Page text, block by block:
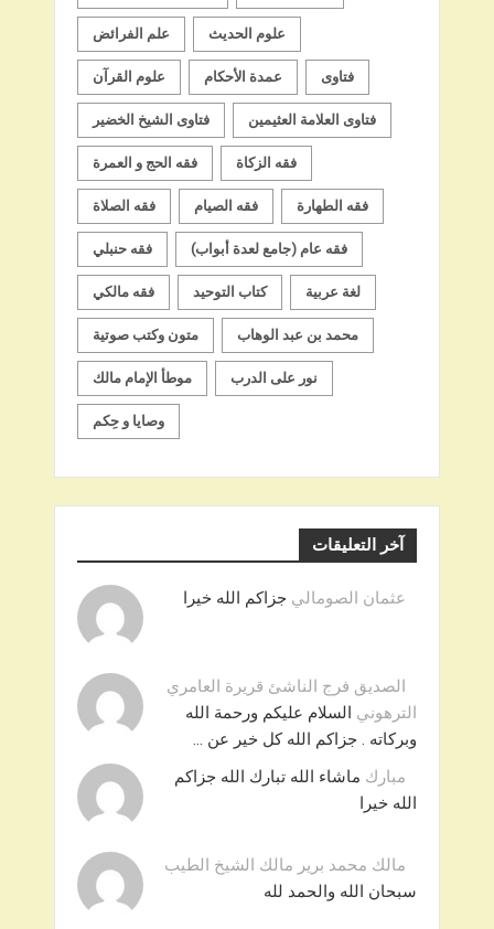
علم الفرائض علوم الحديث
علوم القرآن عمدة الأحكام فتاوى
فتاوى الشيخ الخضير فتاوى العلامة العثيمين
فقه الحج و العمرة فقه الزكاة
فقه الصلاة فقه الصيام فقه الطهارة
فقه حنبلي فقه عام (جامع لعدة أبواب)
فقه مالكي كتاب التوحيد لغة عربية
متون وكتب صوتية محمد بن عبد الوهاب
موطأ الإمام مالك نور على الدرب
وصايا و حِكم
آخر التعليقات
عثمان الصومالي جزاكم الله خيرا
الصديق فرج الناشئ قريرة العامري
الترهوني السلام عليكم ورحمة الله
وبركاته . جزاكم الله كل خير عن …
مبارك ماشاء الله تبارك الله جزاكم
الله خيرا
مالك محمد برير مالك الشيخ الطيب
سبحان الله والحمد لله